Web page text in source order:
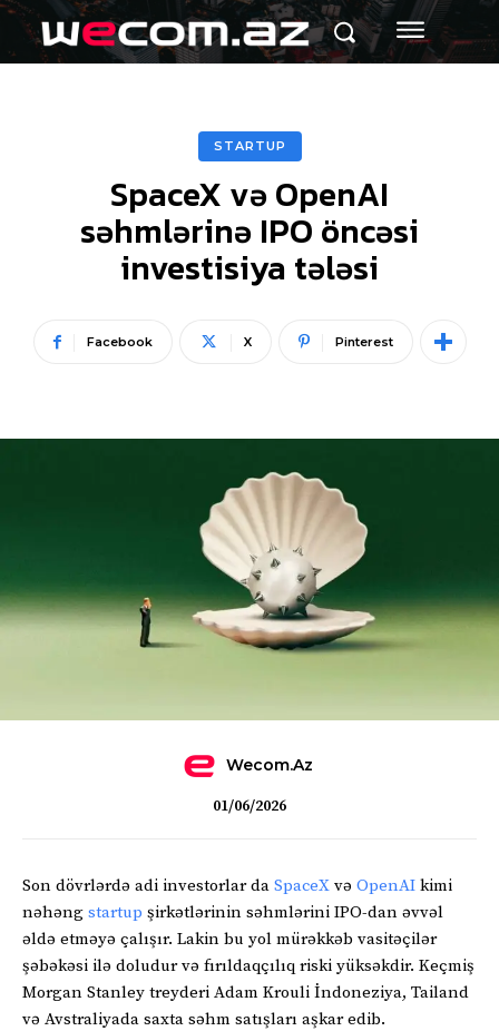
STARTUP
SpaceX və OpenAI
səhmlərinə IPO öncəsi
investisiya tələsi
Facebook X Pinterest
Wecom.az
01/06/2026
Son dövrlərdə adi investorlar da SpaceX və OpenAI kimi
nəhəng startup şirkətlərinin səhmlərini IPO-dan əvvəl
əldə etməyə çalışır. Lakin bu yol mürəkkəb vasitəçilər
şəbəkəsi ilə doludur və fırıldaqçılıq riski yüksəkdir. Keçmiş
Morgan Stanley treyderi Adam Krouli İndoneziya, Tailand
və Avstraliyada saxta səhm satışları aşkar edib.